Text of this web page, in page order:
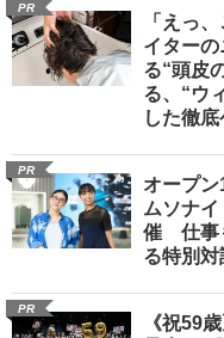
PR
「えっ
イター
る“頭皮
る、“ウ
した徹
PR
オープ
ムソナ
催 仕事
る特別対
PR
《祝59